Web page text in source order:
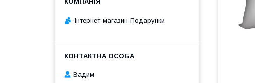
Інтернет-магазин Подарунки
Вадим